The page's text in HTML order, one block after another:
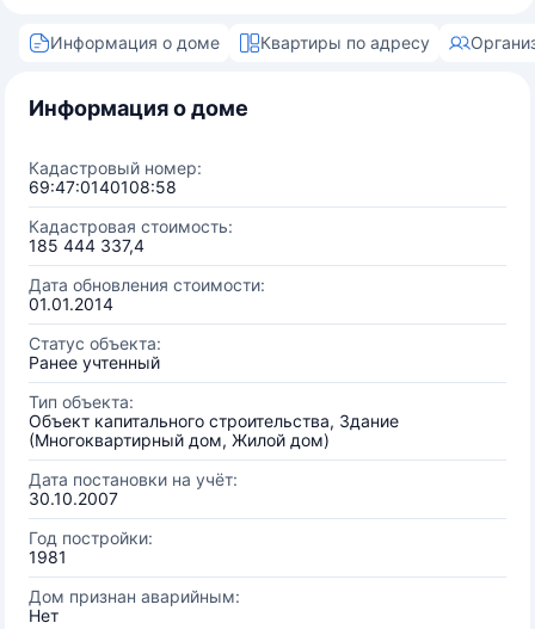
Информация о доме Квартиры по адресу
Информация о доме
Кадастровый номер:
69:47:0140108:58
Кадастровая стоимость:
185 444 337,4
Дата обновления стоимости:
01.01.2014
Статус объекта:
Ранее учтенный
Тип объекта:
Объект капитального строительства, Здание
(Многоквартирный дом, Жилой дом)
Дата постановки на учёт:
30.10.2007
Год постройки:
1981
Дом признан аварийным:
Нет